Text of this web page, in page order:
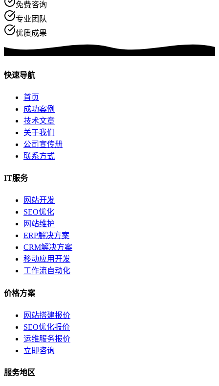
免费咨询
专业团队
优质成果
快速导航
首页
成功案例
技术文章
关于我们
公司宣传册
联系方式
IT服务
网站开发
SEO优化
网站维护
ERP解决方案
CRM解决方案
移动应用开发
工作流自动化
价格方案
网站搭建报价
SEO优化报价
运维服务报价
立即咨询
服务地区